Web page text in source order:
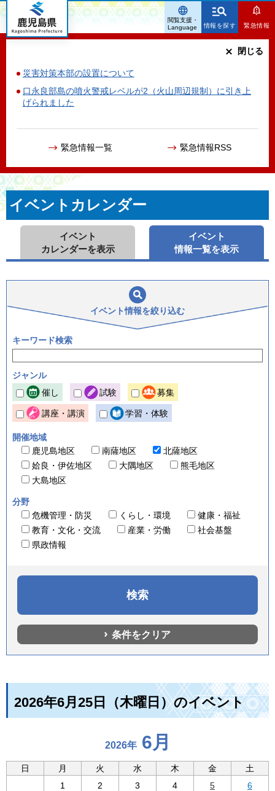
鹿児島県
情報を探す 緊急情報
災害対策本部の設置について
口永良部島の噴火警戒レベルが2（火山周辺規制）に引き上
げられました
緊急情報一覧 緊急情報RSS
閉じる
閲覧支援・
Language
イベントカレンダー
イベント
カレンダーを表示
イベント
情報一覧を表示
イベント情報を絞り込む
キーワード検索
ジャンル
催し
試験 募集
講座・講演 学習・体験
開催地域
鹿児島地区
南薩地区
北薩地区
姶良・伊佐地区
大隅地区
熊毛地区
大島地区
分野
危機管理・防災
くらし・環境
健康・福祉
教育・文化・交流
産業・労働
社会基盤
県政情報
条件をクリア
2026年6月25日（木曜日）のイベント
2026年 6月
日 月 火 水 木 金
土
1
2 3 4 5 6